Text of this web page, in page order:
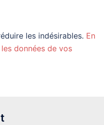
les indésirables. En
données de vos